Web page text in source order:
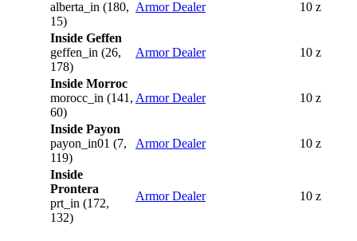
alberta_in (180,
15)
Armor Dealer 10 z
Inside Geffen
geffen_in (26,
178)
Armor Dealer 10 z
Inside Morroc
morocc_in (141,
60)
Armor Dealer 10 z
Inside Payon
payon_in01 (7,
119)
Armor Dealer 10 z
Inside
Prontera
prt_in (172,
132)
Armor Dealer 10 z